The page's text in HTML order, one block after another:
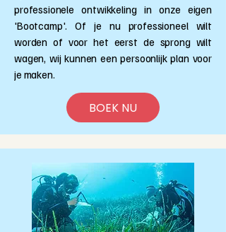
professionele ontwikkeling in onze eigen
'Bootcamp'. Of je nu professioneel wilt
worden of voor het eerst de sprong wilt
wagen, wij kunnen een persoonlijk plan voor
je maken.
BOEK NU